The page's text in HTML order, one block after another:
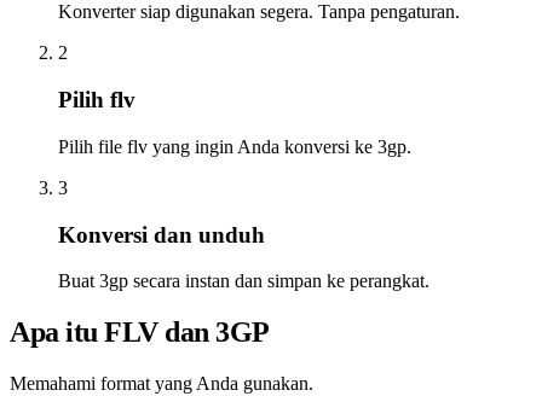
Konverter siap digunakan segera. Tanpa pengaturan.
2
Pilih flv
Pilih file flv yang ingin Anda konversi ke 3gp.
3
Konversi dan unduh
Buat 3gp secara instan dan simpan ke perangkat.
Apa itu FLV dan 3GP
Memahami format yang Anda gunakan.